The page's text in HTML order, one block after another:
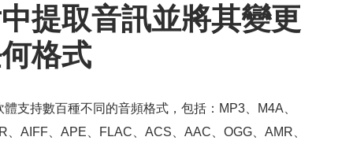
提取音訊並將其變更
格式
體支持數百種不同的音頻格式，包括：MP3、M4A、
、AIFF、APE、FLAC、ACS、AAC、OGG、AMR、